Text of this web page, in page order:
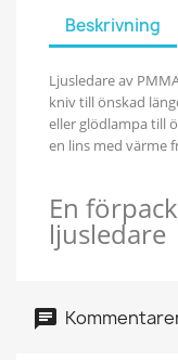
Beskrivning
Ljusledare av
kniv till önskad
eller glödlampa till
en lins med värme
En
ljusledare